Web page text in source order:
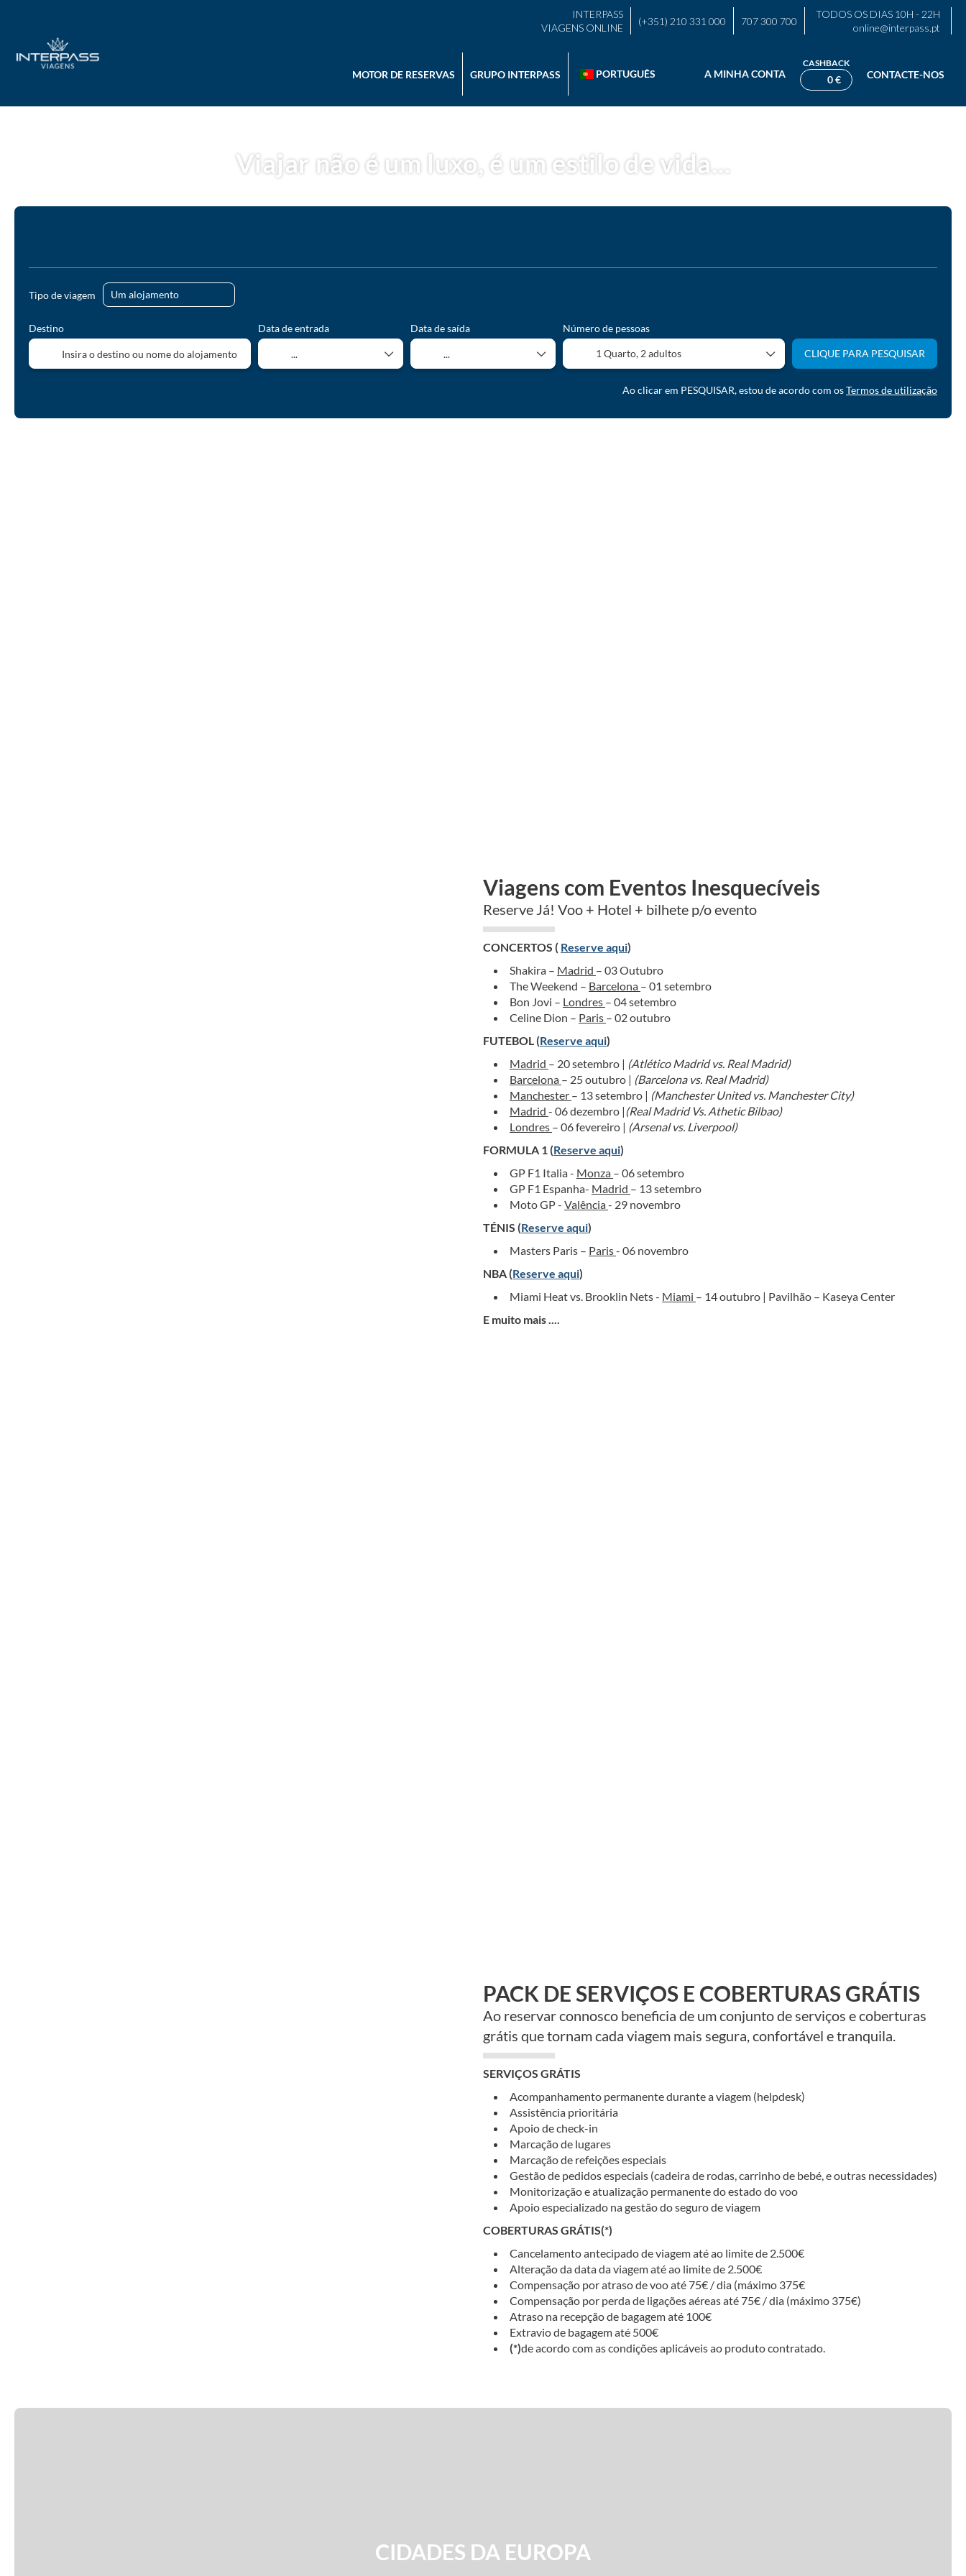
INTERPASS
VIAGENS ONLINE
(+351) 210 331 000 707 300 700
TODOS OS DIAS 10H - 22H
online@interpass.pt
MOTOR DE RESERVAS GRUPO INTERPASS PORTUGUÊS A MINHA CONTA
CASHBACK
0 € CONTACTE-NOS
Viajar não é um luxo, é um estilo de vida...
Tipo de viagem
Destino Data de entrada Data de saída Número de pessoas
1 Quarto, 2 adultos CLIQUE PARA PESQUISAR
Ao clicar em PESQUISAR, estou de acordo com osTermos de utilização
Viagens com Eventos Inesquecíveis
Reserve Já! Voo + Hotel + bilhete p/o evento
CONCERTOS ( Reserve aqui)
Shakira – Madrid – 03 Outubro
The Weekend – Barcelona – 01 setembro
Bon Jovi – Londres – 04 setembro
Celine Dion – Paris – 02 outubro
FUTEBOL (Reserve aqui)
Madrid – 20 setembro | (Atlético Madrid vs. Real Madrid)
Barcelona – 25 outubro | (Barcelona vs. Real Madrid)
Manchester – 13 setembro | (Manchester United vs. Manchester City)
Madrid - 06 dezembro | (Real Madrid Vs. Athetic Bilbao)
Londres – 06 fevereiro | (Arsenal vs. Liverpool)
FORMULA 1 (Reserve aqui)
GP F1 Italia - Monza – 06 setembro
GP F1 Espanha- Madrid – 13 setembro
Moto GP - Valência- 29 novembro
TÉNIS (Reserve aqui)
Masters Paris – Paris- 06 novembro
NBA (Reserve aqui)
Miami Heat vs. Brooklin Nets - Miami – 14 outubro | Pavilhão – Kaseya Center
E muito mais ....
PACK DE SERVIÇOS E COBERTURAS GRÁTIS
Ao reservar connosco beneficia de um conjunto de serviços e coberturas
grátis que tornam cada viagem mais segura, confortável e tranquila.
SERVIÇOS GRÁTIS
Acompanhamento permanente durante a viagem (helpdesk)
Assistência prioritária
Apoio de check-in
Marcação de lugares
Marcação de refeições especiais
Gestão de pedidos especiais (cadeira de rodas, carrinho de bebé, e outras necessidades)
Monitorização e atualização permanente do estado do voo
Apoio especializado na gestão do seguro de viagem
COBERTURAS GRÁTIS(*)
Cancelamento antecipado de viagem até ao limite de 2.500€
Alteração da data da viagem até ao limite de 2.500€
Compensação por atraso de voo até 75€ / dia (máximo 375€
Compensação por perda de ligações aéreas até 75€ / dia (máximo 375€)
Atraso na recepção de bagagem até 100€
Extravio de bagagem até 500€
(*)de acordo com as condições aplicáveis ao produto contratado.
CIDADES DA EUROPA